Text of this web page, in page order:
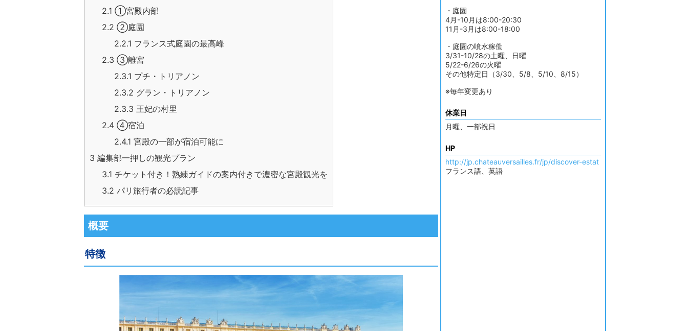
・庭園
4月-10月は8:00-20:30
11月-3月は8:00-18:00
・庭園の噴水稼働
3/31-10/28の土曜、日曜
5/22-6/26の火曜
その他特定日（3/30、5/8、5/10、8/15）
※毎年変更あり
休業日
月曜、一部祝日
HP
http://jp.chateauversailles.fr/jp/discover-estat
フランス語、英語
2.1 ①宮殿内部
2.2 ②庭園
2.2.1 フランス式庭園の最高峰
2.3 ③離宮
2.3.1 プチ・トリアノン
2.3.2 グラン・トリアノン
2.3.3 王妃の村里
2.4 ④宿泊
2.4.1 宮殿の一部が宿泊可能に
3 編集部一押しの観光プラン
3.1 チケット付き！熟練ガイドの案内付きで濃密な宮殿観光を
3.2 パリ旅行者の必読記事
概要
特徴